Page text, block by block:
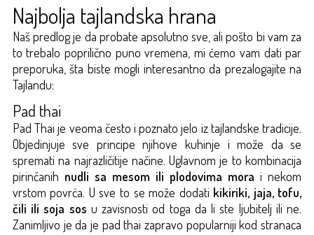
Najbolja tajlandska hrana
Naš predlog je da probate apsolutno sve, ali pošto bi vam za
to trebalo poprilično puno vremena, mi ćemo vam dati par
preporuka, šta biste mogli interesantno da prezalogajite na
Tajlandu:
Pad thai
Pad Thai je veoma često i poznato jelo iz tajlandske tradicije.
Objedinjuje sve principe njihove kuhinje i može da se
spremati na najrazličitije načine. Uglavnom je to kombinacija
pirinčanih nudli sa mesom ili plodovima mora i nekom
vrstom povrća. U sve to se može dodati kikiriki, jaja, tofu,
čili ili soja sos u zavisnosti od toga da li ste ljubitelj ili ne.
Zanimljivo je da je pad thai zapravo popularniji kod stranaca